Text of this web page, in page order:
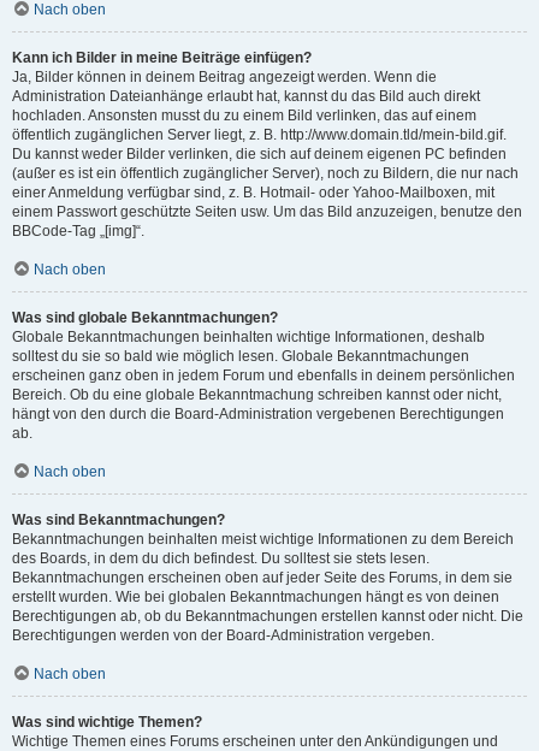
Nach oben
Kann ich Bilder in meine Beiträge einfügen?
Ja, Bilder können in deinem Beitrag angezeigt werden. Wenn die
Administration Dateianhänge erlaubt hat, kannst du das Bild auch direkt
hochladen. Ansonsten musst du zu einem Bild verlinken, das auf einem
öffentlich zugänglichen Server liegt, z. B. http://www.domain.tld/mein-bild.gif.
Du kannst weder Bilder verlinken, die sich auf deinem eigenen PC befinden
(außer es ist ein öffentlich zugänglicher Server), noch zu Bildern, die nur nach
einer Anmeldung verfügbar sind, z. B. Hotmail- oder Yahoo-Mailboxen, mit
einem Passwort geschützte Seiten usw. Um das Bild anzuzeigen, benutze den
BBCode-Tag „[img]“.
Nach oben
Was sind globale Bekanntmachungen?
Globale Bekanntmachungen beinhalten wichtige Informationen, deshalb
solltest du sie so bald wie möglich lesen. Globale Bekanntmachungen
erscheinen ganz oben in jedem Forum und ebenfalls in deinem persönlichen
Bereich. Ob du eine globale Bekanntmachung schreiben kannst oder nicht,
hängt von den durch die Board-Administration vergebenen Berechtigungen
ab.
Nach oben
Was sind Bekanntmachungen?
Bekanntmachungen beinhalten meist wichtige Informationen zu dem Bereich
des Boards, in dem du dich befindest. Du solltest sie stets lesen.
Bekanntmachungen erscheinen oben auf jeder Seite des Forums, in dem sie
erstellt wurden. Wie bei globalen Bekanntmachungen hängt es von deinen
Berechtigungen ab, ob du Bekanntmachungen erstellen kannst oder nicht. Die
Berechtigungen werden von der Board-Administration vergeben.
Nach oben
Was sind wichtige Themen?
Wichtige Themen eines Forums erscheinen unter den Ankündigungen und